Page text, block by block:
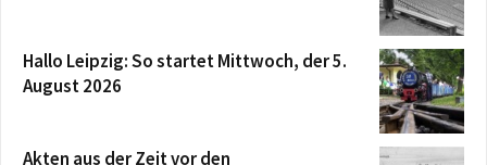
Hallo Leipzig: So startet Mittwoch, der 5.
August 2026
Akten aus der Zeit vor den